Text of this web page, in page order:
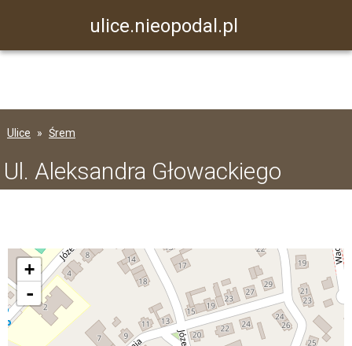
ulice.nieopodal.pl
Ulice Śrem
Ul. Aleksandra Głowackiego
+
-